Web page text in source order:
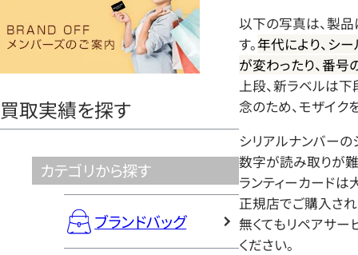
ヤ
買取実績を探す
カテゴリから探す
ブランドバッグ
以下の写真は、製
す。年代により、シ
が変わったり、番号
上段、新ラベルは
念のため、モザイク
シリアルナンバーの
数字が読み取りが難
ランティーカードは
正規店でご購入され
無くてもリペアサ
ください。